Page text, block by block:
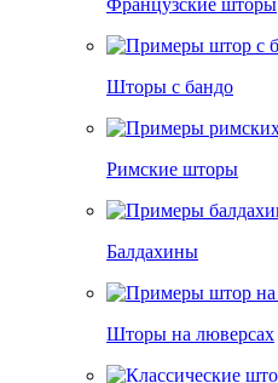
Французские шторы
Шторы с бандо
Римские шторы
Балдахины
Шторы на люверсах